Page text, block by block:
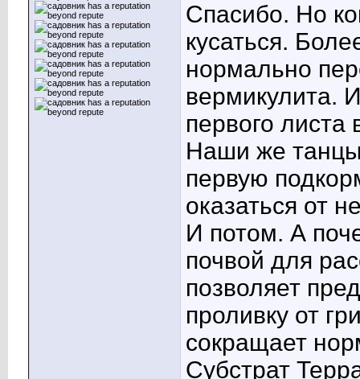
Спасибо. Но
кусаться.
нормально
вермикулита.
первого листа
Наши же танцы
первую
оказаться от
И потом. А
почвой для
позволяет
проливку от
сокращает
Субстрат